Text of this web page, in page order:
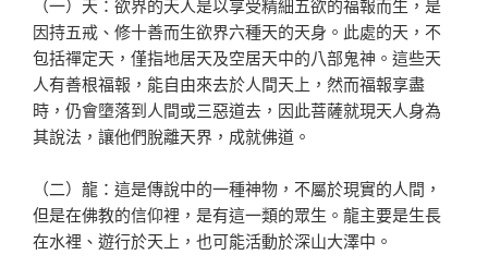
（一）天：欲界的天人是以享受精細五欲的福報而生，是
因持五戒、修十善而生欲界六種天的天身。此處的天，不
包括禪定天，僅指地居天及空居天中的八部鬼神。這些天
人有善根福報，能自由來去於人間天上，然而福報享盡
時，仍會墮落到人間或三惡道去，因此菩薩就現天人身為
其說法，讓他們脫離天界，成就佛道。
（二）龍：這是傳說中的一種神物，不屬於現實的人間，
但是在佛教的信仰裡，是有這一類的眾生。龍主要是生長
在水裡、遊行於天上，也可能活動於深山大澤中。